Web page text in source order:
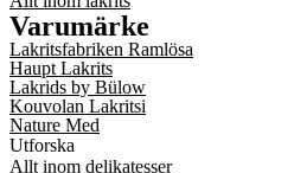
Varumärke
Lakritsfabriken Ramlösa
Haupt Lakrits
Lakrids by Bülow
Kouvolan Lakritsi
Nature Med
Utforska
Allt inom delikatesser